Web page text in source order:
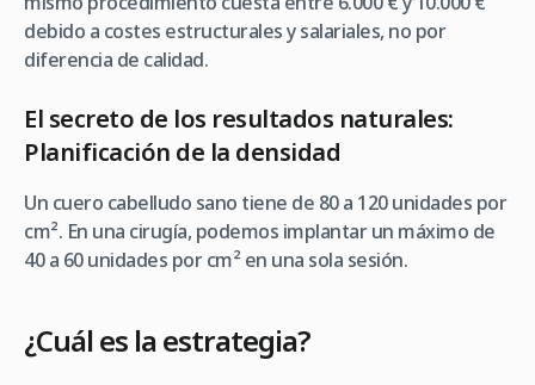
debido a costes estructurales y salariales, no por
diferencia de calidad.
El secreto de los resultados naturales:
Planificación de la densidad
Un cuero cabelludo sano tiene de 80 a 120 unidades por
cm². En una cirugía, podemos implantar un máximo de
40 a 60 unidades por cm² en una sola sesión.
¿Cuál es la estrategia?